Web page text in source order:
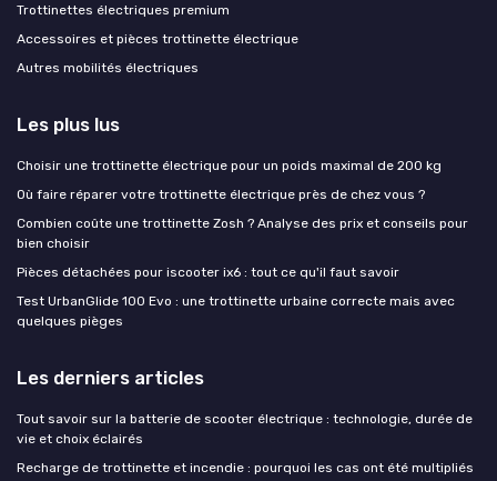
Trottinettes électriques premium
Accessoires et pièces trottinette électrique
Autres mobilités électriques
Les plus lus
Choisir une trottinette électrique pour un poids maximal de 200 kg
Où faire réparer votre trottinette électrique près de chez vous ?
Combien coûte une trottinette Zosh ? Analyse des prix et conseils pour
bien choisir
Pièces détachées pour iscooter ix6 : tout ce qu'il faut savoir
Test UrbanGlide 100 Evo : une trottinette urbaine correcte mais avec
quelques pièges
Les derniers articles
Tout savoir sur la batterie de scooter électrique : technologie, durée de
vie et choix éclairés
Recharge de trottinette et incendie : pourquoi les cas ont été multipliés